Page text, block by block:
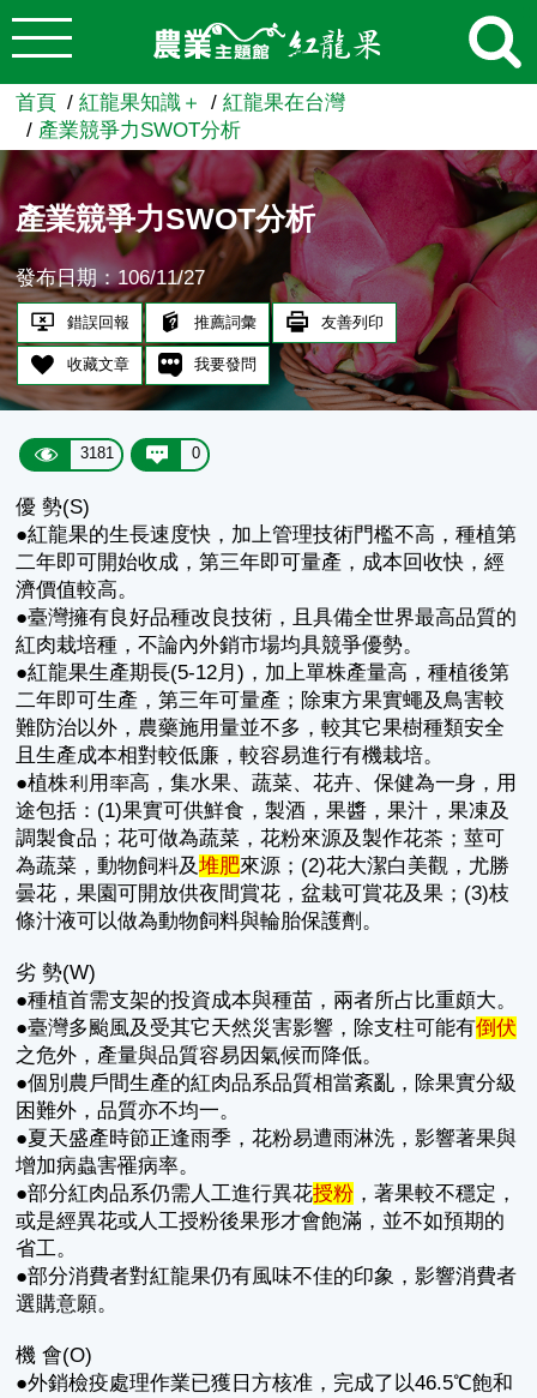
跳到主要內容
農業知識入口網
首頁 紅龍果知識＋
紅龍果在台灣
產業競爭力SWOT分析
產業競爭力SWOT分析
發布日期：106/11/27
錯誤回報 推薦詞彙 友善列印
收藏文章 我要發問
3181 0
優 勢(S)
●紅龍果的生長速度快，加上管理技術門檻不高，種植第
二年即可開始收成，第三年即可量產，成本回收快，經
濟價值較高。
●臺灣擁有良好品種改良技術，且具備全世界最高品質的
紅肉栽培種，不論內外銷市場均具競爭優勢。
●紅龍果生產期長(5-12月)，加上單株產量高，種植後第
二年即可生產，第三年可量產；除東方果實蠅及鳥害較
難防治以外，農藥施用量並不多，較其它果樹種類安全
且生產成本相對較低廉，較容易進行有機栽培。
●植株利用率高，集水果、蔬菜、花卉、保健為一身，用
途包括：(1)果實可供鮮食，製酒，果醬，果汁，果凍及
調製食品；花可做為蔬菜，花粉來源及製作花茶；莖可
為蔬菜，動物飼料及堆肥來源；(2)花大潔白美觀，尤勝
曇花，果園可開放供夜間賞花，盆栽可賞花及果；(3)枝
條汁液可以做為動物飼料與輪胎保護劑。
劣 勢(W)
●種植首需支架的投資成本與種苗，兩者所占比重頗大。
●臺灣多颱風及受其它天然災害影響，除支柱可能有倒伏
之危外，產量與品質容易因氣候而降低。
●個別農戶間生產的紅肉品系品質相當紊亂，除果實分級
困難外，品質亦不均一。
●夏天盛產時節正逢雨季，花粉易遭雨淋洗，影響著果與
增加病蟲害罹病率。
●部分紅肉品系仍需人工進行異花授粉 ，著果較不穩定，
或是經異花或人工授粉後果形才會飽滿，並不如預期的
省工。
●部分消費者對紅龍果仍有風味不佳的印象，影響消費者
選購意願。
機 會(O)
●外銷檢疫處理作業已獲日方核准，完成了以46.5℃飽和